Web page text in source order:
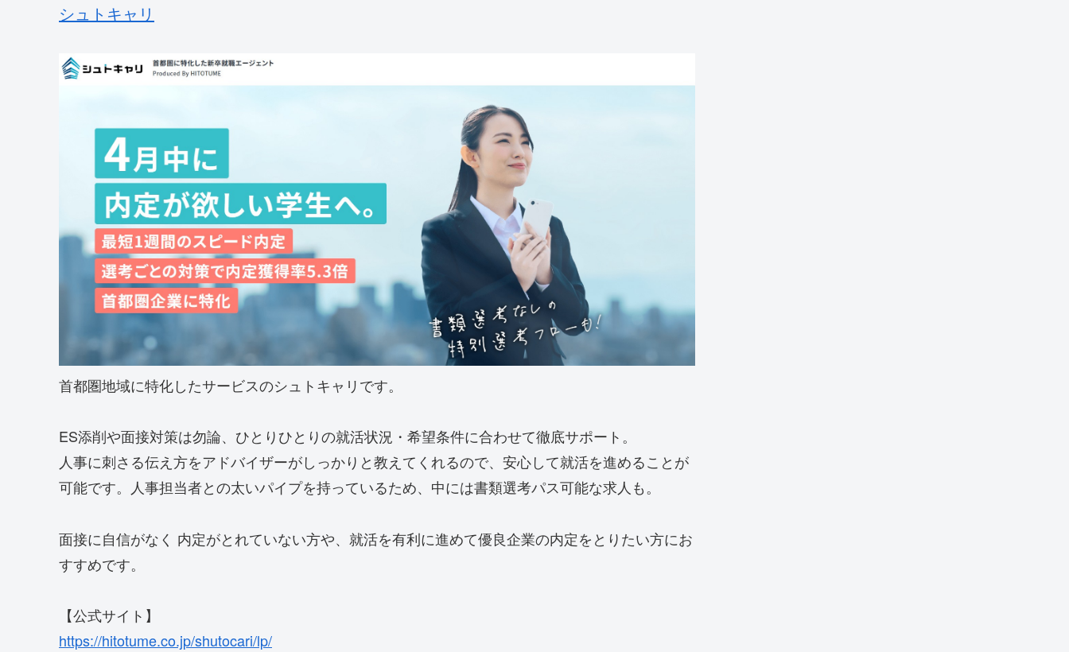
シュトキャリ
首都圏地域に特化したサービスのシュトキャリです。
ES添削や面接対策は勿論、ひとりひとりの就活状況・希望条件に合わせて徹底サポート。
人事に刺さる伝え方をアドバイザーがしっかりと教えてくれるので、安心して就活を進めることが
可能です。人事担当者との太いパイプを持っているため、中には書類選考パス可能な求人も。
面接に自信がなく 内定がとれていない方や、就活を有利に進めて優良企業の内定をとりたい方にお
すすめです。
【公式サイト】
https://hitotume.co.jp/shutocari/lp/